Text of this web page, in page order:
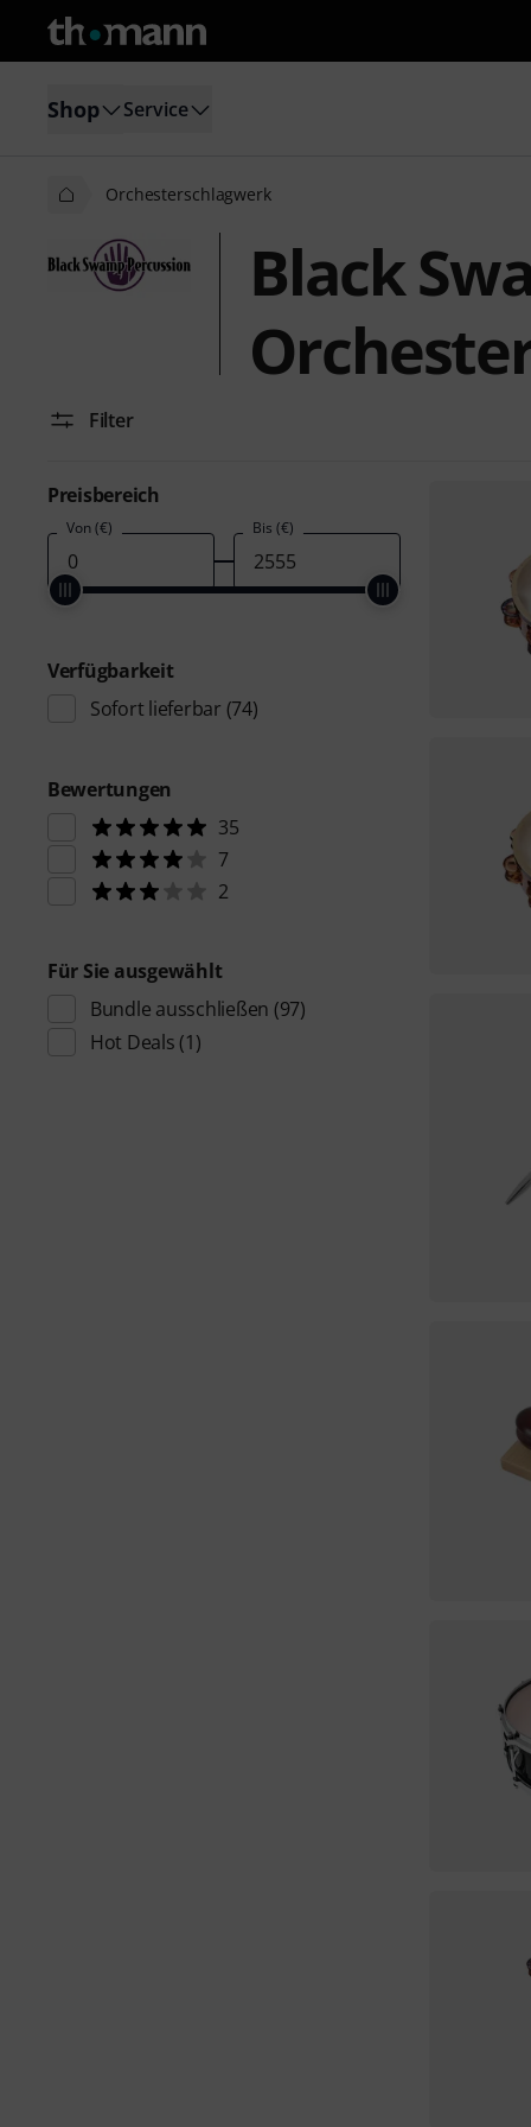
Shop Service
Orchesterschlagwerk
Black
Filter
Preisbereich
Von (€) Bis (€)
Verfügbarkeit
Sofort lieferbar (74)
Bewertungen
35
7
2
Für Sie ausgewählt
Bundle ausschließen (97)
Hot Deals (1)